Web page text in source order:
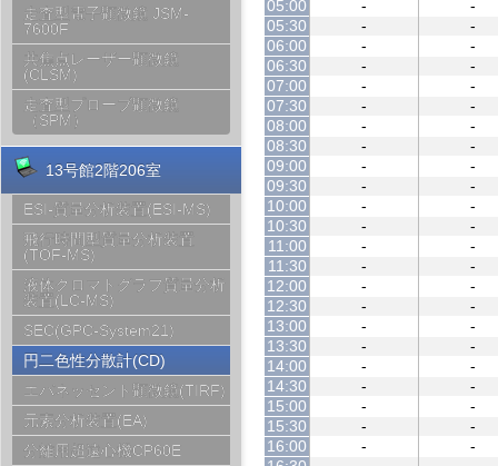
走査型電子顕微鏡 JSM-
7600F
共焦点レーザー顕微鏡
(CLSM)
走査型プローブ顕微鏡
（SPM）
13号館2階206室
ESI-質量分析装置(ESI-MS)
飛行時間型質量分析装置
(TOF-MS)
液体クロマトグラフ質量分析
装置(LC-MS)
SEC(GPC-System21)
円二色性分散計(CD)
エバネッセント顕微鏡(TIRF)
元素分析装置(EA)
分離用超遠心機CP60E
05:00
-
-
05:30
-
-
06:00
-
-
06:30
-
-
07:00
-
-
07:30
-
-
08:00
-
-
08:30
-
-
09:00
-
-
09:30
-
-
10:00
-
-
10:30
-
-
11:00
-
-
11:30
-
-
12:00
-
-
12:30
-
-
13:00
-
-
13:30
-
-
14:00
-
-
14:30
-
-
15:00
-
-
15:30
-
-
16:00
-
-